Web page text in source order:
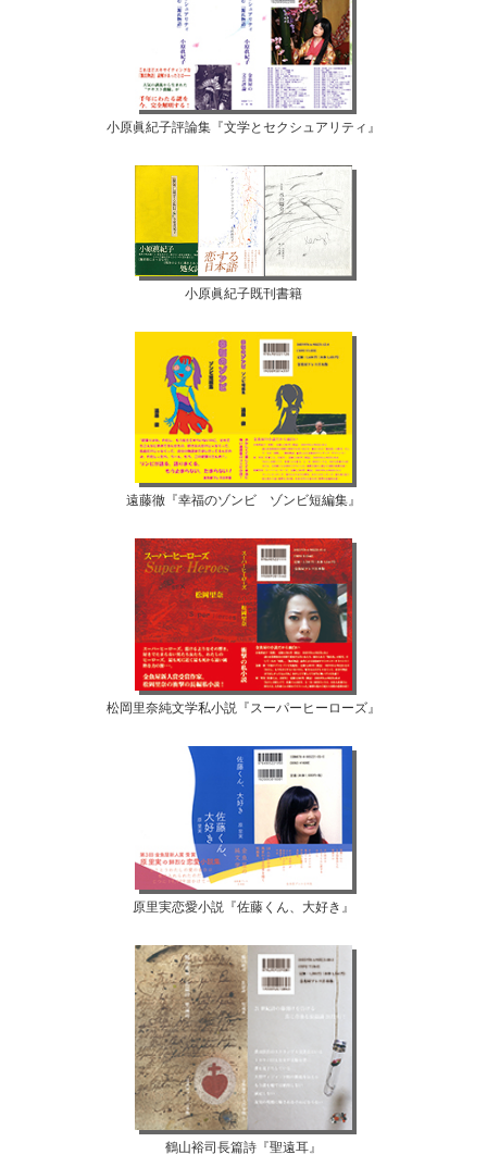
小原眞紀子評論集『文学とセクシュアリティ』
小原眞紀子既刊書籍
遠藤徹『幸福のゾンビ ゾンビ短編集』
松岡里奈純文学私小説『スーパーヒーローズ』
原里実恋愛小説『佐藤くん、大好き』
鶴山裕司長篇詩『聖遠耳』